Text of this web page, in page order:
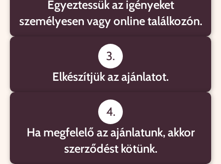
Egyeztessük az igényeket
személyesen vagy online találkozón.
3.
Elkészítjük az ajánlatot.
4.
Ha megfelelő az ajánlatunk, akkor
szerződést kötünk.